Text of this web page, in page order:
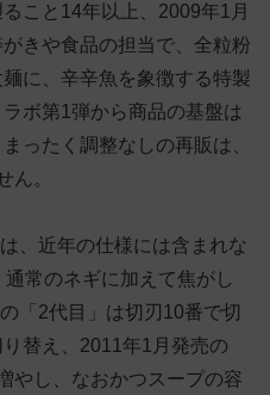
こと14年以上、2009年1月
きや食品の担当で、全粒粉
に、辛辛魚を象徴する特製
ボ第1弾から商品の基盤は
ったく調整なしの再販は、
ん。
、近年の仕様には含まれな
通常のネギに加えて焦がし
「2代目」は切刃10番で切
替え、2011年1月発売の
やし、なおかつスープの容